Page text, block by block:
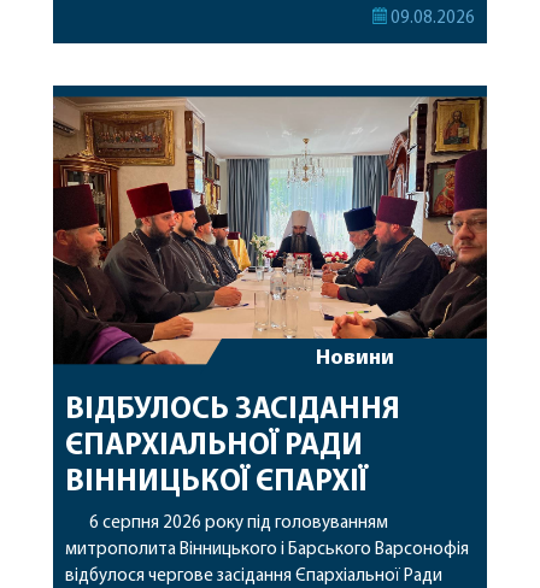
Жмеринки. Перед початком богослужіння
часткою її святих мощей. Митрополиту
Варсонофію співслужили секретар єпархії
архімандрит Єнох (Торак), благочинний
Жмеринського округу протоієрей Ярослав
Коромчевський, клірики […]
09.08.2026
Новини
ВІДБУЛОСЬ ЗАСІДАННЯ
ЄПАРХІАЛЬНОЇ РАДИ
ВІННИЦЬКОЇ ЄПАРХІЇ
6 серпня 2026 року під головуванням
митрополита Вінницького і Барського Варсонофія
відбулося чергове засідання Єпархіальної Ради